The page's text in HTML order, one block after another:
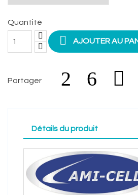
Quantité
 AJOUTER AU
Partager
Détails du produit